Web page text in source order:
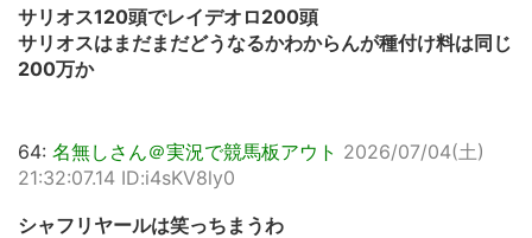
サリオス120頭でレイデオロ200頭
サリオスはまだまだどうなるかわからんが種付け料は同じ
200万か
64: 名無しさん＠実況で競馬板アウト 2026/07/04(土)
21:32:07.14 ID:i4sKV8ly0
シャフリヤールは笑っちまうわ